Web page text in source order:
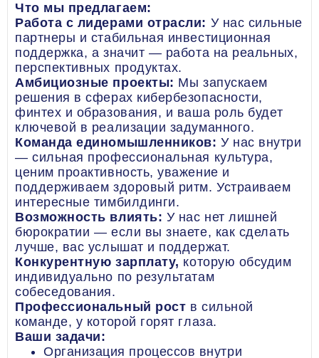
Что мы предлагаем:
Работа с лидерами отрасли: У нас сильные
партнеры и стабильная инвестиционная
поддержка, а значит — работа на реальных,
перспективных продуктах.
Амбициозные проекты: Мы запускаем
решения в сферах кибербезопасности,
финтех и образования, и ваша роль будет
ключевой в реализации задуманного.
Команда единомышленников:У нас внутри
— сильная профессиональная культура,
ценим проактивность, уважение и
поддерживаем здоровый ритм. Устраиваем
интересные тимбилдинги.
Возможность влиять: У нас нет лишней
бюрократии — если вы знаете, как сделать
лучше, вас услышат и поддержат.
Конкурентную зарплату, которую обсудим
индивидуально по результатам
собеседования.
Профессиональный рост в сильной
команде, у которой горят глаза.
Ваши задачи:
Организация процессов внутри